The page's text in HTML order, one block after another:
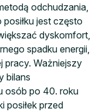
odchudzania,
jest często
dyskomfort,
spadku energii,
pracy. Ważniejszy
bilans
osób po 40. roku
posiłek przed